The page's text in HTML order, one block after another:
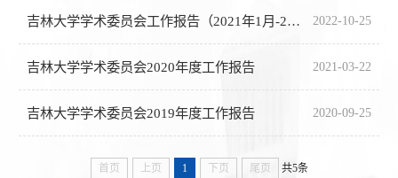
吉林大学学术委员会工作报告（2021年1月-2022年9月） 2022-10-25
吉林大学学术委员会2020年度工作报告 2021-03-22
吉林大学学术委员会2019年度工作报告 2020-09-25
首页 上页 1 下页 尾页 共5条